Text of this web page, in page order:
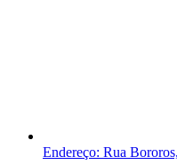
Endereço: Rua